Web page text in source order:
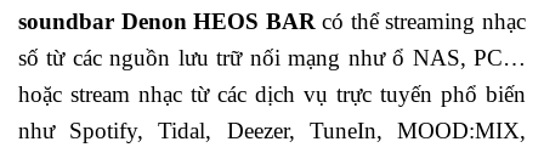
soundbar Denon HEOS BAR có thể streaming nhạc
số từ các nguồn lưu trữ nối mạng như ổ NAS, PC…
hoặc stream nhạc từ các dịch vụ trực tuyến phổ biến
như Spotify, Tidal, Deezer, TuneIn, MOOD:MIX,